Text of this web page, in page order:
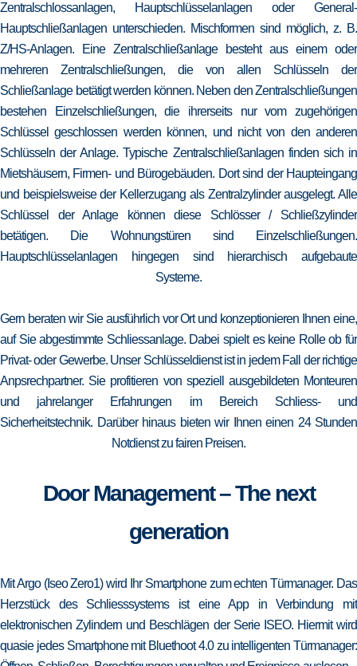
Zentralschlossanlagen, Hauptschlüsselanlagen oder General-
Hauptschließanlagen unterschieden. Mischformen sind möglich, z. B.
Z/HS-Anlagen. Eine Zentralschließanlage besteht aus einem oder
mehreren Zentralschließungen, die von allen Schlüsseln der
Schließanlage betätigt werden können. Neben den Zentralschließungen
bestehen Einzelschließungen, die ihrerseits nur vom zugehörigen
Schlüssel geschlossen werden können, und nicht von den anderen
Schlüsseln der Anlage. Typische Zentralschließanlagen finden sich in
Mietshäusern, Firmen- und Bürogebäuden. Dort sind der Haupteingang
und beispielsweise der Kellerzugang als Zentralzylinder ausgelegt. Alle
Schlüssel der Anlage können diese Schlösser / Schließzylinder
betätigen. Die Wohnungstüren sind Einzelschließungen.
Hauptschlüsselanlagen hingegen sind hierarchisch aufgebaute
Systeme.
Gern beraten wir Sie ausführlich vor Ort und konzeptionieren Ihnen eine,
auf Sie abgestimmte Schliessanlage. Dabei spielt es keine Rolle ob für
Privat- oder Gewerbe. Unser Schlüsseldienst ist in jedem Fall der richtige
Anpsrechpartner. Sie profitieren von speziell ausgebildeten Monteuren
und jahrelanger Erfahrungen im Bereich Schliess- und
Sicherheitstechnik. Darüber hinaus bieten wir Ihnen einen 24 Stunden
Notdienst zu fairen Preisen.
Door Management – The next
generation
Mit Argo (Iseo Zero1) wird Ihr Smartphone zum echten Türmanager. Das
Herzstück des Schliesssystems ist eine App in Verbindung mit
elektronischen Zylindern und Beschlägen der Serie ISEO. Hiermit wird
quasie jedes Smartphone mit Bluethoot 4.0 zu intelligenten Türmanager: